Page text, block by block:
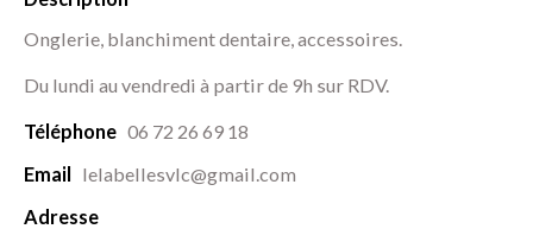
Onglerie, blanchiment dentaire, accessoires.
Du lundi au vendredi à partir de 9h sur RDV.
Téléphone 06 72 26 69 18
Email lelabellesvlc@gmail.com
Adresse